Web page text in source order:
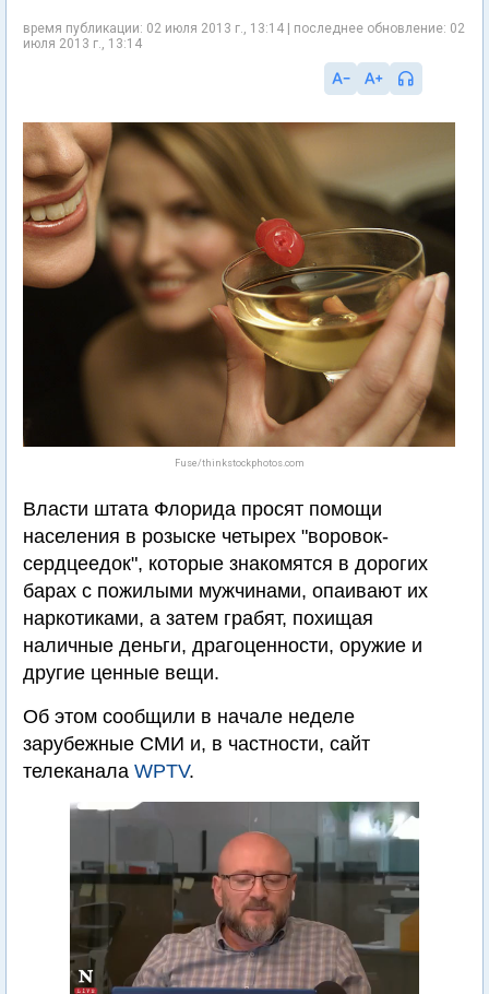
время публикации: 02 июля 2013 г., 13:14 | последнее обновление: 02
июля 2013 г., 13:14
Fuse/thinkstockphotos.com
Власти штата Флорида просят помощи
населения в розыске четырех "воровок-
сердцеедок", которые знакомятся в дорогих
барах с пожилыми мужчинами, опаивают их
наркотиками, а затем грабят, похищая
наличные деньги, драгоценности, оружие и
другие ценные вещи.
Об этом сообщили в начале неделе
зарубежные СМИ и, в частности, сайт
телеканала WPTV.